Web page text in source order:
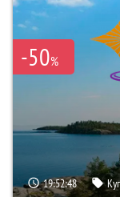
-50%
19:52:47